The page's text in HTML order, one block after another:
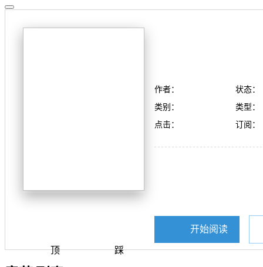
顶 踩
作者：
状态：
类别：
类型：
点击：
订阅：
开始阅读